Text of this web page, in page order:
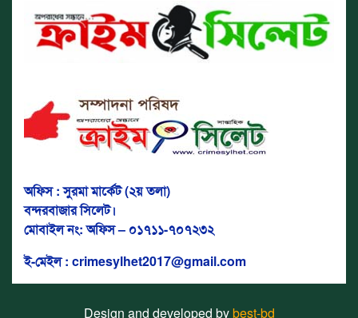
অফিস : সুরমা মার্কেট (২য় তলা)
বন্দরবাজার সিলেট।
মোবাইল নং: অফিস – ০১৭১১-৭০৭২৩২
ই-মেইল : crimesylhet2017@gmail.com
Design and developed bybest-bd